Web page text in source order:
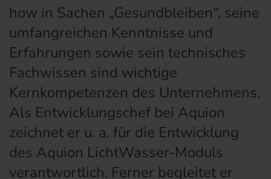
how in Sachen „Gesundbleiben“, seine
umfangreichen Kenntnisse und
Erfahrungen sowie sein technisches
Fachwissen sind wichtige
Kernkompetenzen des Unternehmens.
Als Entwicklungschef bei Aquion
zeichnet er u. a. für die Entwicklung
des Aquion LichtWasser-Moduls
verantwortlich. Ferner begleitet er